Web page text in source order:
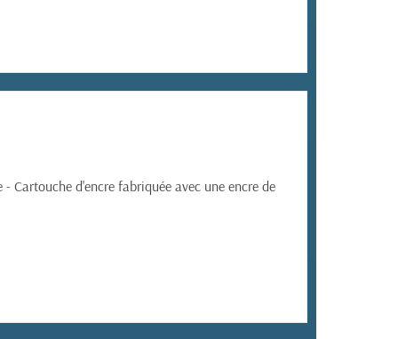
- Cartouche d'encre fabriquée avec une encre de